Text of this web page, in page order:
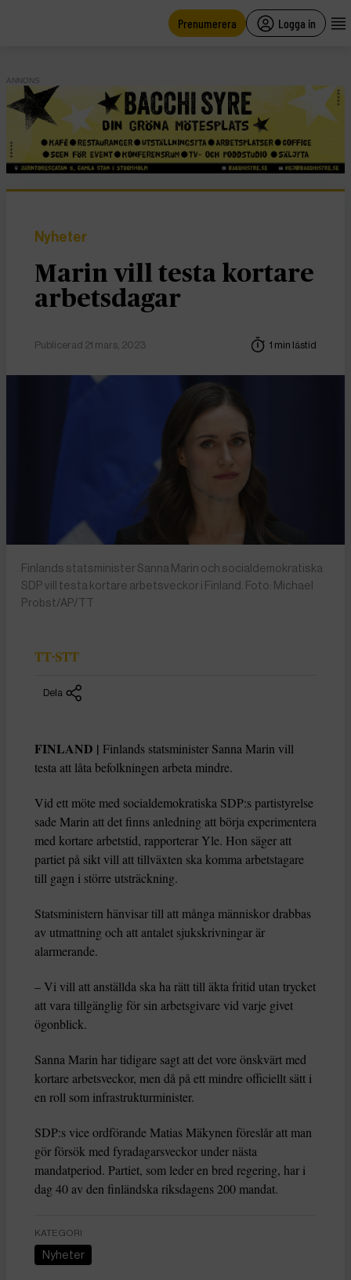
Prenumerera Logga in
ANNONS
Nyheter
Marin vill testa kortare
arbetsdagar
Publicerad 21 mars, 2023 1 min lästid
Finlands statsminister Sanna Marin och socialdemokratiska
SDP vill testa kortare arbetsveckor i Finland. Foto: Michael
Probst/AP/TT
TT-STT
Dela
FINLAND | Finlands statsminister Sanna Marin vill
testa att låta befolkningen arbeta mindre.
Vid ett möte med socialdemokratiska SDP:s partistyrelse
sade Marin att det finns anledning att börja experimentera
med kortare arbetstid, rapporterar Yle. Hon säger att
partiet på sikt vill att tillväxten ska komma arbetstagare
till gagn i större utsträckning.
Statsministern hänvisar till att många människor drabbas
av utmattning och att antalet sjukskrivningar är
alarmerande.
– Vi vill att anställda ska ha rätt till äkta fritid utan trycket
att vara tillgänglig för sin arbetsgivare vid varje givet
ögonblick.
Sanna Marin har tidigare sagt att det vore önskvärt med
kortare arbetsveckor, men då på ett mindre officiellt sätt i
en roll som infrastrukturminister.
SDP:s vice ordförande Matias Mäkynen föreslår att man
gör försök med fyradagarsveckor under nästa
mandatperiod. Partiet, som leder en bred regering, har i
dag 40 av den finländska riksdagens 200 mandat.
KATEGORI
Nyheter